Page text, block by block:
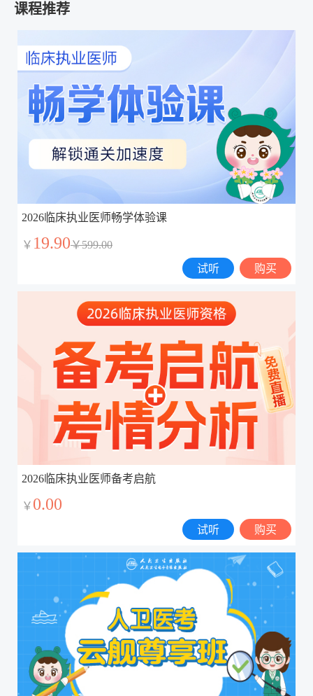
课程推荐
2026临床执业医师畅学体验课
￥ 19.90￥599.00
购买
试听
2026临床执业医师备考启航
￥ 0.00
购买
试听